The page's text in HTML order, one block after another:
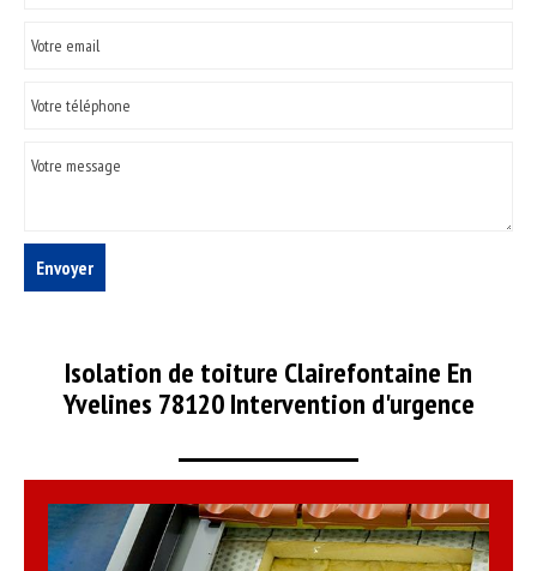
Isolation de toiture Clairefontaine En
Yvelines 78120 Intervention d'urgence